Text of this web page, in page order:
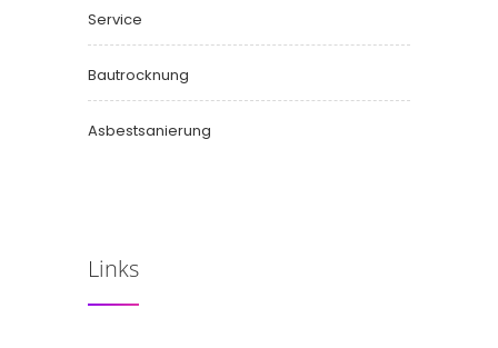
Service
Bautrocknung
Asbestsanierung
Links